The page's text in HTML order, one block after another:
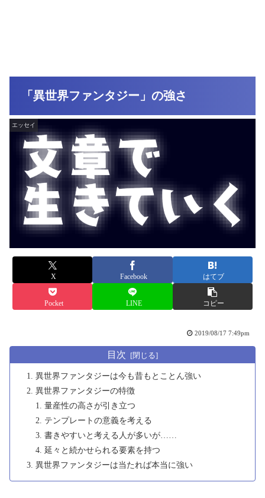
「異世界ファンタジー」の強さ
エッセイ
X Facebook はてブ
Pocket LINE コピー
2019/08/17 7:49pm
目次
異世界ファンタジーは今も昔もとことん強い
異世界ファンタジーの特徴
量産性の高さが引き立つ
テンプレートの意義を考える
書きやすいと考える人が多いが……
延々と続かせられる要素を持つ
異世界ファンタジーは当たれば本当に強い